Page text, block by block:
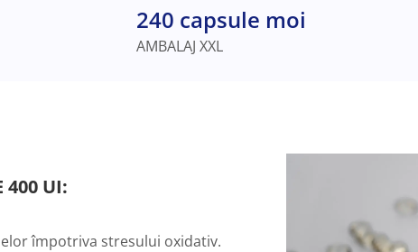
240 capsule moi
AMBALAJ XXL
UI:
împotriva stresului oxidativ.